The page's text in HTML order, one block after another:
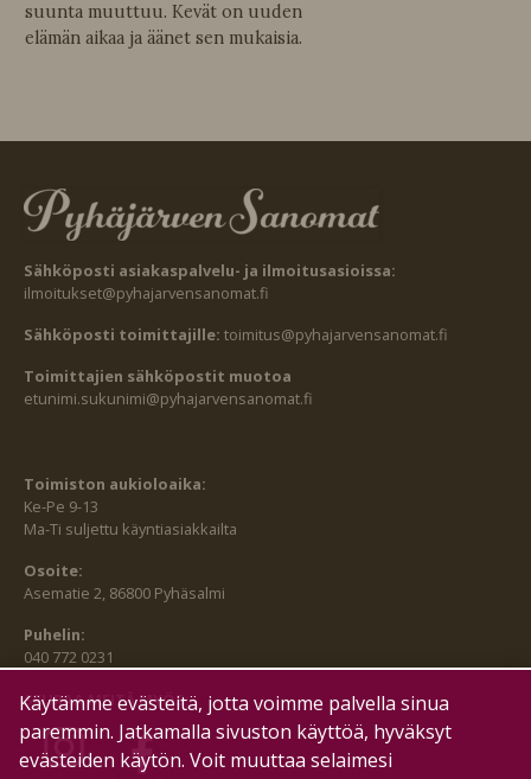
suunta muuttuu. Kevät on uuden
elämän aikaa ja äänet sen mukaisia.
Sähköposti asiakaspalvelu- ja ilmoitusasioissa:
ilmoitukset@pyhajarvensanomat.fi
Sähköposti toimittajille: toimitus@pyhajarvensanomat.fi
Toimittajien sähköpostit muotoa
etunimi.sukunimi@pyhajarvensanomat.fi
Toimiston aukioloaika:
Ke-Pe 9-13
Ma-Ti suljettu käyntiasiakkailta
Osoite:
Asematie 2, 86800 Pyhäsalmi
Puhelin:
040 772 0231
SEURAA MEITÄ MYÖS:
Käytämme evästeitä, jotta voimme palvella sinua
paremmin. Jatkamalla sivuston käyttöä, hyväksyt
evästeiden käytön. Voit muuttaa selaimesi